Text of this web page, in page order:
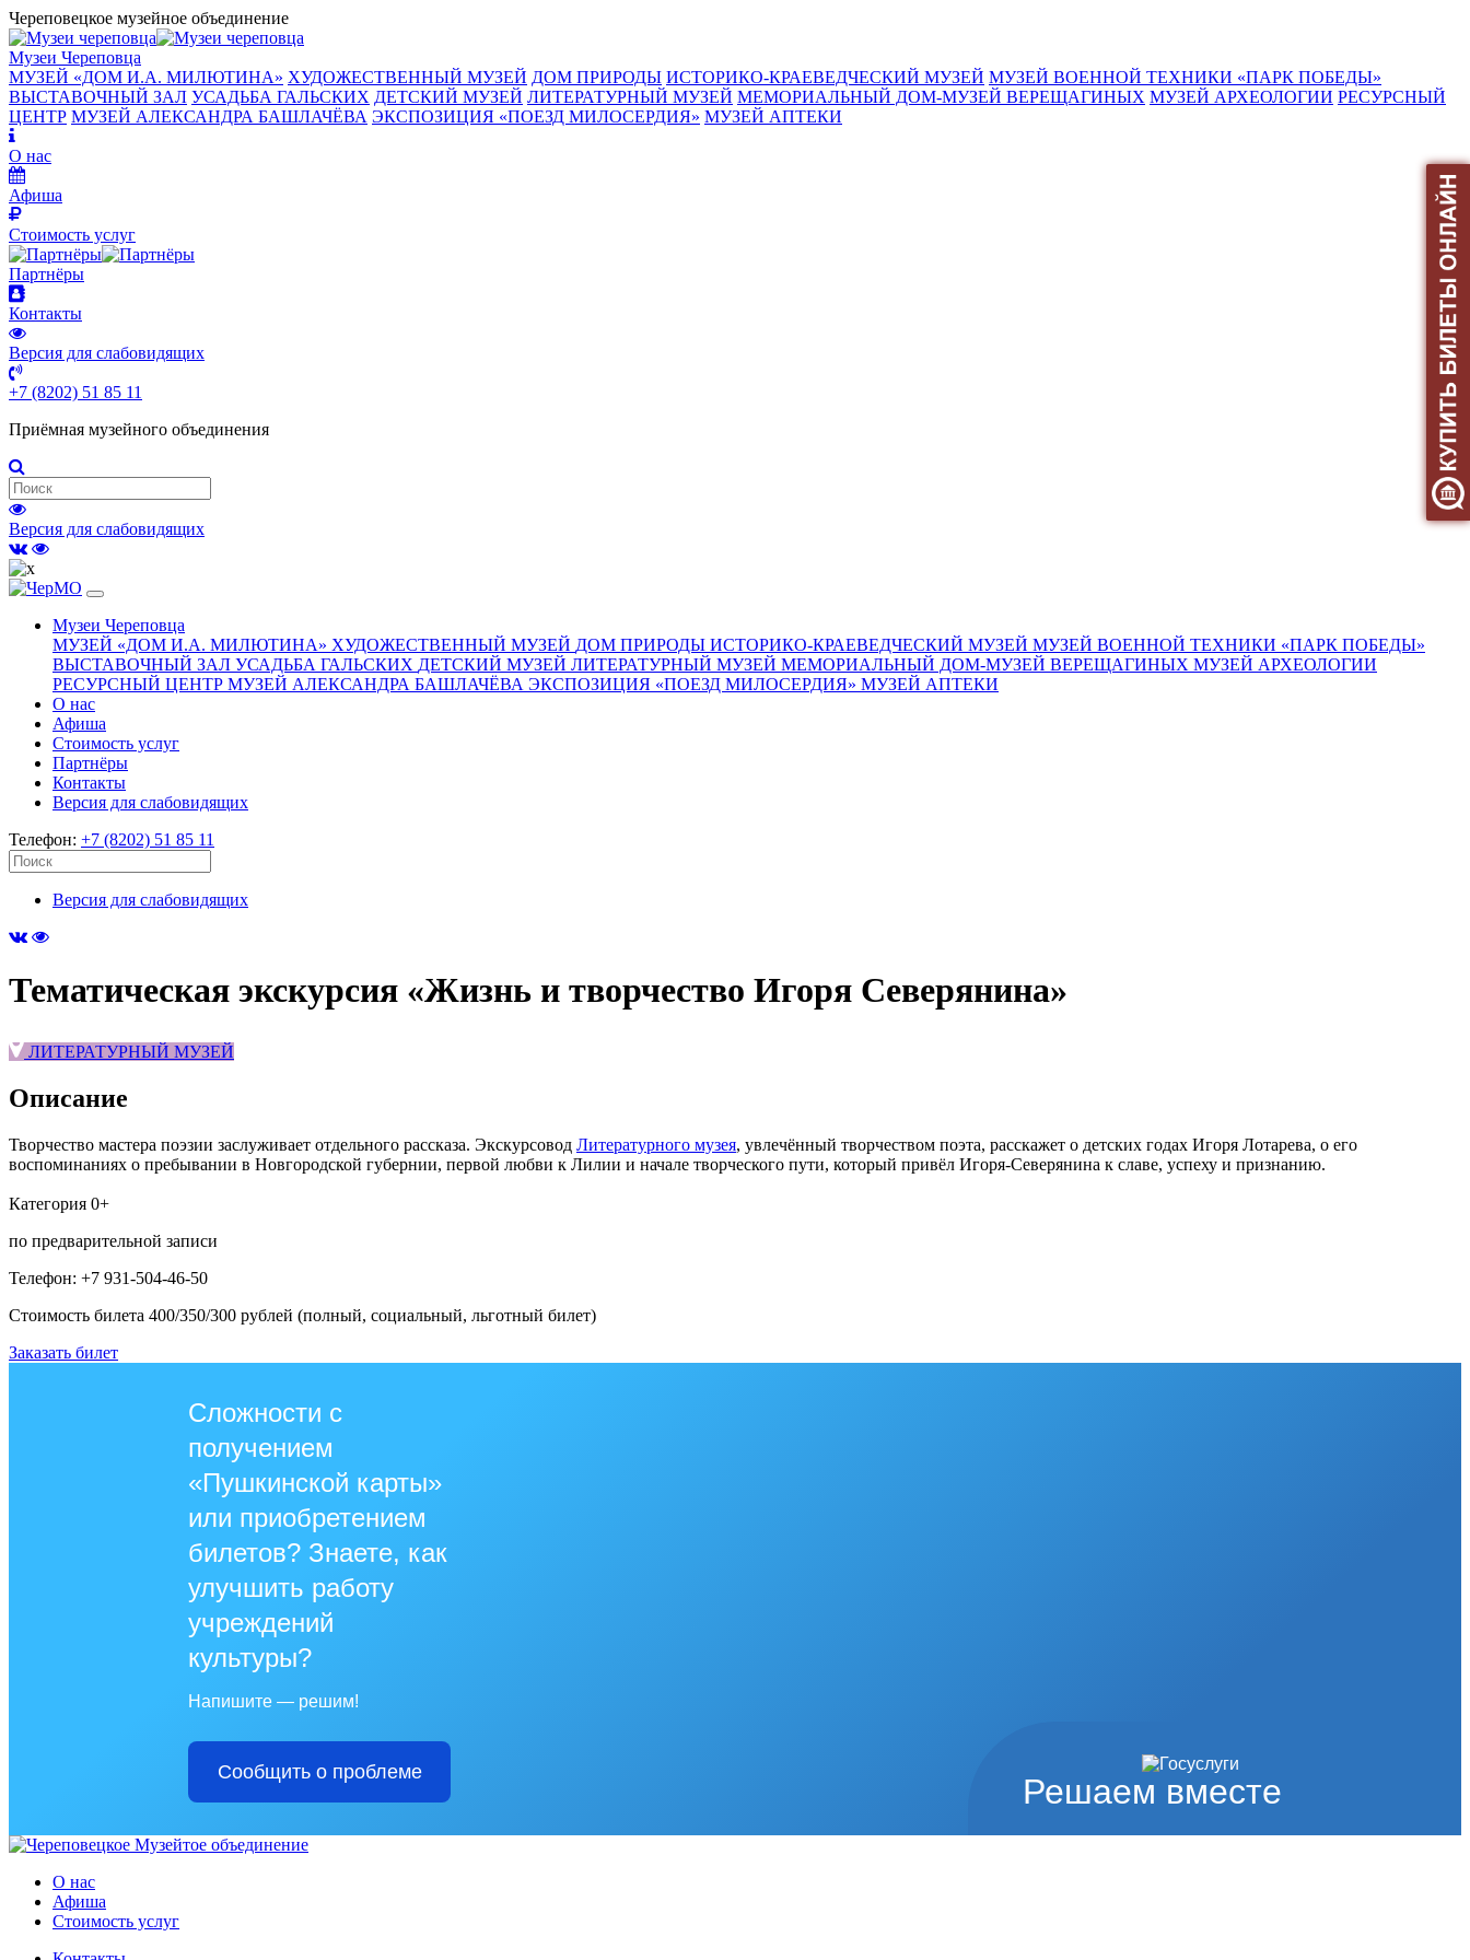
Череповецкое музейное объединение
Музеи Череповца
МУЗЕЙ «‎ДОМ И.А. МИЛЮТИНА» ХУДОЖЕСТВЕННЫЙ МУЗЕЙ ДОМ ПРИРОДЫ ИСТОРИКО-КРАЕВЕДЧЕСКИЙ МУЗЕЙ МУЗЕЙ ВОЕННОЙ ТЕХНИКИ «ПАРК ПОБЕДЫ»
ВЫСТАВОЧНЫЙ ЗАЛ УСАДЬБА ГАЛЬСКИХ ДЕТСКИЙ МУЗЕЙ ЛИТЕРАТУРНЫЙ МУЗЕЙ МЕМОРИАЛЬНЫЙ ДОМ-МУЗЕЙ ВЕРЕЩАГИНЫХ МУЗЕЙ АРХЕОЛОГИИ РЕСУРСНЫЙ
ЦЕНТР МУЗЕЙ АЛЕКСАНДРА БАШЛАЧЁВА ЭКСПОЗИЦИЯ «ПОЕЗД МИЛОСЕРДИЯ» МУЗЕЙ АПТЕКИ
О нас
Афиша
Стоимость услуг
Партнёры
Контакты
Версия для слабовидящих
+7 (8202) 51 85 11
Приёмная музейного объединения
Версия для слабовидящих
Музеи Череповца
МУЗЕЙ «‎ДОМ И.А. МИЛЮТИНА» ХУДОЖЕСТВЕННЫЙ МУЗЕЙ ДОМ ПРИРОДЫ ИСТОРИКО-КРАЕВЕДЧЕСКИЙ МУЗЕЙ МУЗЕЙ ВОЕННОЙ ТЕХНИКИ «ПАРК ПОБЕДЫ»
ВЫСТАВОЧНЫЙ ЗАЛ УСАДЬБА ГАЛЬСКИХ ДЕТСКИЙ МУЗЕЙ ЛИТЕРАТУРНЫЙ МУЗЕЙ МЕМОРИАЛЬНЫЙ ДОМ-МУЗЕЙ ВЕРЕЩАГИНЫХ МУЗЕЙ АРХЕОЛОГИИ
РЕСУРСНЫЙ ЦЕНТР МУЗЕЙ АЛЕКСАНДРА БАШЛАЧЁВА ЭКСПОЗИЦИЯ «ПОЕЗД МИЛОСЕРДИЯ» МУЗЕЙ АПТЕКИ
О нас
Афиша
Стоимость услуг
Партнёры
Контакты
Версия для слабовидящих
Телефон: +7 (8202) 51 85 11
Версия для слабовидящих
Тематическая экскурсия «Жизнь и творчество Игоря Северянина»
ЛИТЕРАТУРНЫЙ МУЗЕЙ
Описание
Творчество мастера поэзии заслуживает отдельного рассказа. Экскурсовод Литературного музея, увлечённый творчеством поэта, расскажет о детских годах Игоря Лотарева, о его
воспоминаниях о пребывании в Новгородской губернии, первой любви к Лилии и начале творческого пути, который привёл Игоря-Северянина к славе, успеху и признанию.
Категория 0+
по предварительной записи
Телефон: +7 931-504-46-50
Стоимость билета 400/350/300 рублей (полный, социальный, льготный билет)
Заказать билет
Решаем вместе
Сложности с
получением
«Пушкинской карты»
или приобретением
билетов? Знаете, как
улучшить работу
учреждений
культуры?
Напишите — решим!
Сообщить о проблеме
О нас
Афиша
Стоимость услуг